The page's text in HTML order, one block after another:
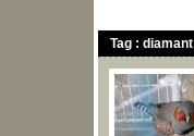
Tag : diamant